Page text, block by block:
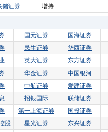
储证券 增持 -
国元证券
国海证券
民生证券
华西证券
英大证券
东方证券
华金证券
中国银河
中航证券
爱建证券
招银国际
联储证券
第一上海证券
国投证券
股 星光证券
东兴证券